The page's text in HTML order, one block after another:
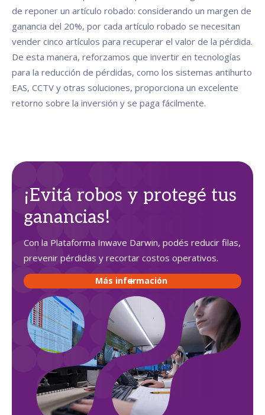
de reponer un artículo robado: considerando un margen de
ganancia del 20%, por cada artículo robado se necesitan
vender cinco artículos para recuperar el valor de la pérdida.
De esta manera, reforzamos que invertir en tecnologías
para la reducción de pérdidas, como los sistemas antihurto
EAS, CCTV y otras soluciones, proporciona un excelente
retorno sobre la inversión y se paga fácilmente.
¡Evitá robos y protegé tus
ganancias!
Con la Plataforma Inwave Darwin, podés reducir filas,
prevenir pérdidas y recortar costos operativos.
Más información